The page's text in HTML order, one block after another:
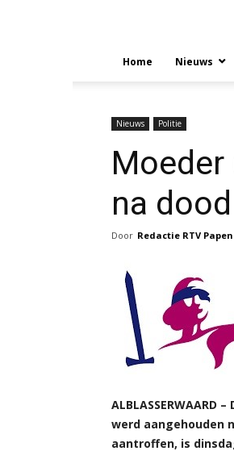
Home Nieuws
Nieuws Politie
na
Door Redactie RTV
werd aangehouden
aantroffen, is